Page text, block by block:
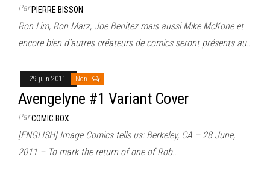
ParPIERRE BISSON
Ron Lim, Ron Marz, Joe Benitez mais aussi Mike McKone et
encore bien d’autres créateurs de comics seront présents au…
29 juin 2011 Non
Avengelyne #1 Variant Cover
ParCOMIC BOX
[ENGLISH] Image Comics tells us: Berkeley, CA – 28 June,
2011 – To mark the return of one of Rob…